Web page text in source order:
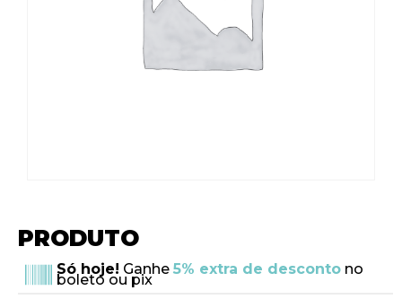
PRODUTO
Só hoje! Ganhe 5% extra de descontono
boleto ou pix